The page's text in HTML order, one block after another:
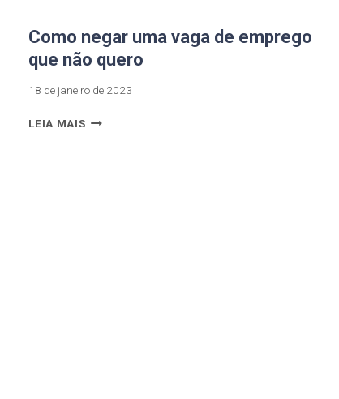
Como negar uma vaga de emprego
que não quero
18 de janeiro de 2023
LEIA MAIS